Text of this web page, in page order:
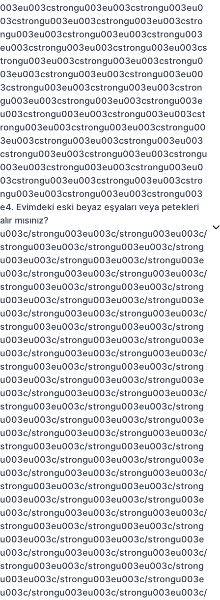
003eu003cstrongu003eu003cstrongu003eu0
03cstrongu003eu003cstrongu003eu003cstro
ngu003eu003cstrongu003eu003cstrongu003
eu003cstrongu003eu003cstrongu003eu003cs
trongu003eu003cstrongu003eu003cstrongu0
03eu003cstrongu003eu003cstrongu003eu00
3cstrongu003eu003cstrongu003eu003cstron
gu003eu003cstrongu003eu003cstrongu003e
u003cstrongu003eu003cstrongu003eu003cst
rongu003eu003cstrongu003eu003cstrongu00
3eu003cstrongu003eu003cstrongu003eu003
cstrongu003eu003cstrongu003eu003cstrongu
003eu003cstrongu003eu003cstrongu003eu0
03cstrongu003eu003cstrongu003eu003cstro
ngu003eu003cstrongu003eu003cstrongu003
e4. Evimdeki eski beyaz eşyaları veya petekleri
alır mısınız?
u003c/strongu003eu003c/strongu003eu003c/
strongu003eu003c/strongu003eu003c/strong
u003eu003c/strongu003eu003c/strongu003e
u003c/strongu003eu003c/strongu003eu003c/
strongu003eu003c/strongu003eu003c/strong
u003eu003c/strongu003eu003c/strongu003e
u003c/strongu003eu003c/strongu003eu003c/
strongu003eu003c/strongu003eu003c/strong
u003eu003c/strongu003eu003c/strongu003e
u003c/strongu003eu003c/strongu003eu003c/
strongu003eu003c/strongu003eu003c/strong
u003eu003c/strongu003eu003c/strongu003e
u003c/strongu003eu003c/strongu003eu003c/
strongu003eu003c/strongu003eu003c/strong
u003eu003c/strongu003eu003c/strongu003e
u003c/strongu003eu003c/strongu003eu003c/
strongu003eu003c/strongu003eu003c/strong
u003eu003c/strongu003eu003c/strongu003e
u003c/strongu003eu003c/strongu003eu003c/
strongu003eu003c/strongu003eu003c/strong
u003eu003c/strongu003eu003c/strongu003e
u003c/strongu003eu003c/strongu003eu003c/
strongu003eu003c/strongu003eu003c/strong
u003eu003c/strongu003eu003c/strongu003e
u003c/strongu003eu003c/strongu003eu003c/
strongu003eu003c/strongu003eu003c/strong
u003eu003c/strongu003eu003c/strongu003e
u003c/strongu003eu003c/strongu003eu003c/